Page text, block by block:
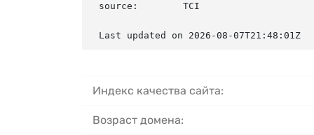
source:        TCI
Last updated on 2026-08-07T21:48:01Z
Индекс качества сайта:
Возраст домена: